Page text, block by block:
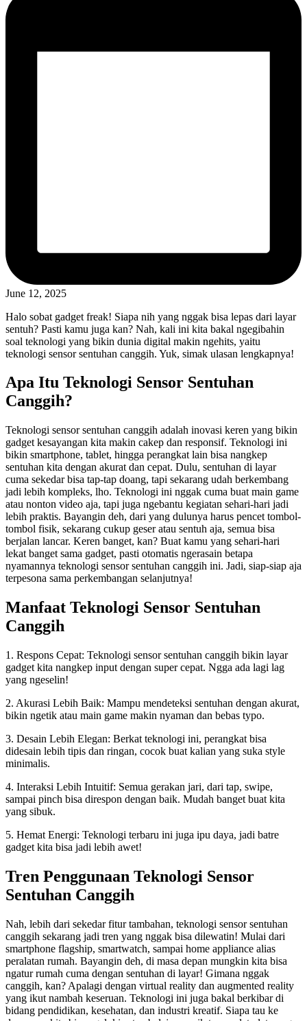
June 12, 2025
Halo sobat gadget freak! Siapa nih yang nggak bisa lepas dari layar
sentuh? Pasti kamu juga kan? Nah, kali ini kita bakal ngegibahin
soal teknologi yang bikin dunia digital makin ngehits, yaitu
teknologi sensor sentuhan canggih. Yuk, simak ulasan lengkapnya!
Apa Itu Teknologi Sensor Sentuhan
Canggih?
Teknologi sensor sentuhan canggih adalah inovasi keren yang bikin
gadget kesayangan kita makin cakep dan responsif. Teknologi ini
bikin smartphone, tablet, hingga perangkat lain bisa nangkep
sentuhan kita dengan akurat dan cepat. Dulu, sentuhan di layar
cuma sekedar bisa tap-tap doang, tapi sekarang udah berkembang
jadi lebih kompleks, lho. Teknologi ini nggak cuma buat main game
atau nonton video aja, tapi juga ngebantu kegiatan sehari-hari jadi
lebih praktis. Bayangin deh, dari yang dulunya harus pencet tombol-
tombol fisik, sekarang cukup geser atau sentuh aja, semua bisa
berjalan lancar. Keren banget, kan? Buat kamu yang sehari-hari
lekat banget sama gadget, pasti otomatis ngerasain betapa
nyamannya teknologi sensor sentuhan canggih ini. Jadi, siap-siap aja
terpesona sama perkembangan selanjutnya!
Manfaat Teknologi Sensor Sentuhan
Canggih
1. Respons Cepat: Teknologi sensor sentuhan canggih bikin layar
gadget kita nangkep input dengan super cepat. Ngga ada lagi lag
yang ngeselin!
2. Akurasi Lebih Baik: Mampu mendeteksi sentuhan dengan akurat,
bikin ngetik atau main game makin nyaman dan bebas typo.
3. Desain Lebih Elegan: Berkat teknologi ini, perangkat bisa
didesain lebih tipis dan ringan, cocok buat kalian yang suka style
minimalis.
4. Interaksi Lebih Intuitif: Semua gerakan jari, dari tap, swipe,
sampai pinch bisa direspon dengan baik. Mudah banget buat kita
yang sibuk.
5. Hemat Energi: Teknologi terbaru ini juga ipu daya, jadi batre
gadget kita bisa jadi lebih awet!
Tren Penggunaan Teknologi Sensor
Sentuhan Canggih
Nah, lebih dari sekedar fitur tambahan, teknologi sensor sentuhan
canggih sekarang jadi tren yang nggak bisa dilewatin! Mulai dari
smartphone flagship, smartwatch, sampai home appliance alias
peralatan rumah. Bayangin deh, di masa depan mungkin kita bisa
ngatur rumah cuma dengan sentuhan di layar! Gimana nggak
canggih, kan? Apalagi dengan virtual reality dan augmented reality
yang ikut nambah keseruan. Teknologi ini juga bakal berkibar di
bidang pendidikan, kesehatan, dan industri kreatif. Siapa tau ke